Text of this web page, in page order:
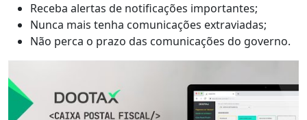
Receba alertas de notificações importantes;
Nunca mais tenha comunicações extraviadas;
Não perca o prazo das comunicações do governo.